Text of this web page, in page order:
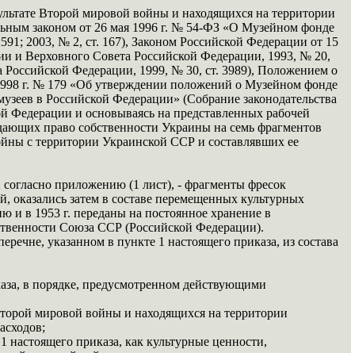
Второй мировой войны и находящихся на территории
законом от 26 мая 1996 г. № 54-ФЗ «О Музейном фонде
2003, № 2, ст. 167), Законом Российской Федерации от 15
и Верховного Совета Российской Федерации, 1993, № 20,
Российской Федерации, 1999, № 30, ст. 3989), Положением о
г. № 179 «Об утверждении положений о Музейном фонде
в Российской Федерации» (Собрание законодательства
и основываясь на представленных рабочей
право собственности Украины на семь фрагментов
с территории Украинской ССР и составлявших ее
приложению (1 лист), - фрагменты фресок
затем в составе перемещенных культурных
и в 1953 г. переданы на постоянное хранение в
Союза ССР (Российской Федерации).
указанном в пункте 1 настоящего приказа, из состава
в порядке, предусмотренном действующими
мировой войны и находящихся на территории
приказа, как культурные ценности,